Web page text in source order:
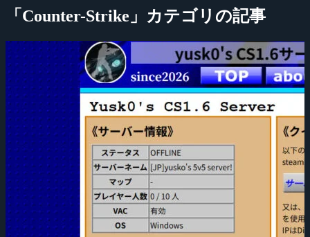
「Counter-Strike」カテゴリの記事